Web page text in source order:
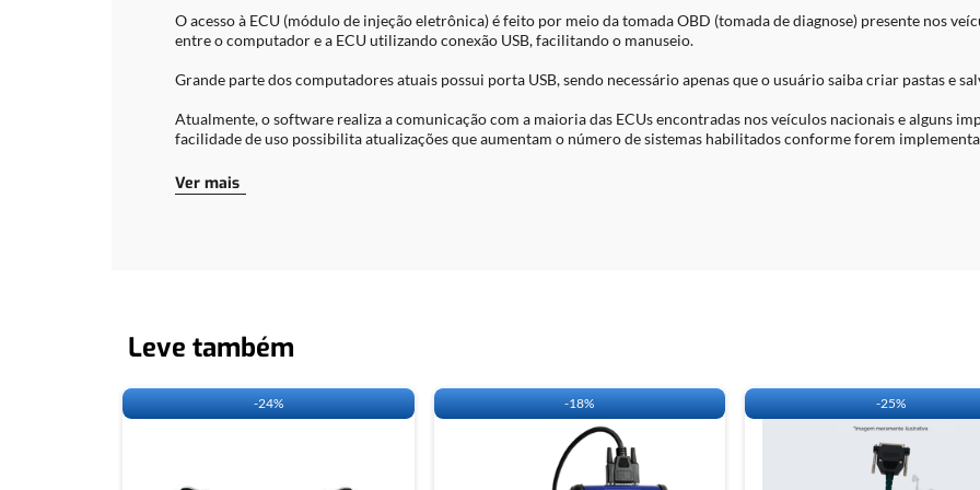
FIAT BOSCH
BOSCH ME7.9.6
PACOTE SENHA GM
DELCO OHC
VW: MEGAMOS,
PACOTE
Reset e
Reset e
O acesso à ECU (módulo de injeção eletrônica) é feito por meio da tomada OBD (tomada de diagnose) presente nos
entre o computador e a ECU utilizando conexão USB, facilitando o manuseio.
Grande parte dos computadores atuais possui porta USB, sendo necessário apenas que o usuário saiba criar pastas e
Atualmente, o software realiza a comunicação com a maioria das ECUs encontradas nos veículos nacionais e alguns
facilidade de uso possibilita atualizações que aumentam o número de sistemas habilitados conforme forem
Itens inclusos:
Fonte 12v
FUNÇÕES:
Leitura e gravação do mapa de injeção para conversão de combustível e potência dos seguintes sistemas:
Ver mais
Leve também
-24% -18% -25%